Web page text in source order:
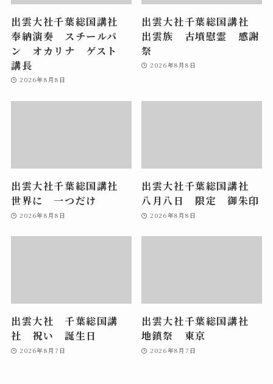
出雲大社千葉総国講社
奉納演奏 スチールパ
ン オカリナ ゲスト
講長
2026年8月8日
出雲大社千葉総国講社
出雲族 古墳慰霊 感謝
祭
2026年8月8日
出雲大社千葉総国講社
世界に 一つだけ
2026年8月8日
出雲大社千葉総国講社
八月八日 限定 御朱印
2026年8月8日
出雲大社 千葉総国講
社 祝い 誕生日
2026年8月7日
出雲大社千葉総国講社
地鎮祭 東京
2026年8月7日